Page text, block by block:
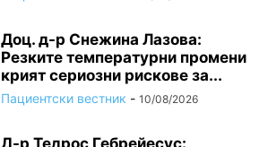
Доц. д-р Снежина Лазова:
Резките температурни промени
крият сериозни рискове за...
Пациентски вестник - 10/08/2026